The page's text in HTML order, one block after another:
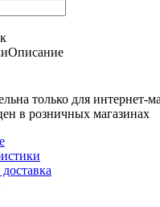
Описание
только для интернет-
в розничных магазинах